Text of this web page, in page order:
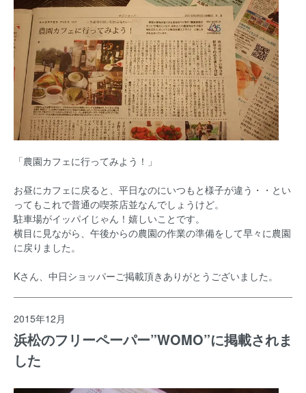
「農園カフェに行ってみよう！」
お昼にカフェに戻ると、平日なのにいつもと様子が違う・・とい
ってもこれで普通の喫茶店並なんでしょうけど。
駐車場がイッパイじゃん！嬉しいことです。
横目に見ながら、午後からの農園の作業の準備をして早々に農園
に戻りました。
Kさん、中日ショッパーご掲載頂きありがとうございました。
2015年12月
浜松のフリーペーパー”WOMO”に掲載されま
した